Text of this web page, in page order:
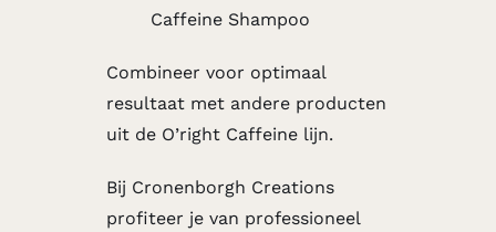
Caffeine Shampoo
Combineer voor optimaal
resultaat met andere producten
uit de O’right Caffeine lijn.
Bij Cronenborgh Creations
profiteer je van professioneel